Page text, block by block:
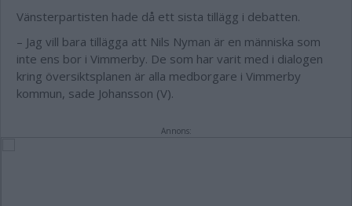
Vänsterpartisten hade då ett sista tillägg i debatten.
– Jag vill bara tillägga att Nils Nyman är en människa som
inte ens bor i Vimmerby. De som har varit med i dialogen
kring översiktsplanen är alla medborgare i Vimmerby
kommun, sade Johansson (V).
Annons: